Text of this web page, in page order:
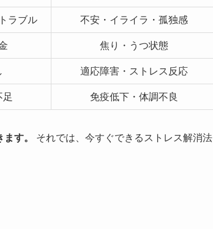
ラブル 不安・イライラ・孤独感
焦り・うつ状態
適応障害・ストレス反応
足 免疫低下・体調不良
す。
それでは、今すぐできるストレス解消法